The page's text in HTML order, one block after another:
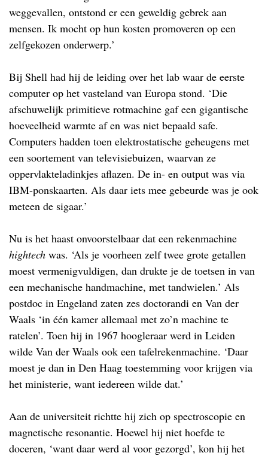
weggevallen, ontstond er een geweldig gebrek aan
mensen. Ik mocht op hun kosten promoveren op een
zelfgekozen onderwerp.’
Bij Shell had hij de leiding over het lab waar de eerste
computer op het vasteland van Europa stond. ‘Die
afschuwelijk primitieve rotmachine gaf een gigantische
hoeveelheid warmte af en was niet bepaald safe.
Computers hadden toen elektrostatische geheugens met
een soortement van televisiebuizen, waarvan ze
oppervlakteladinkjes aflazen. De in- en output was via
IBM-ponskaarten. Als daar iets mee gebeurde was je ook
meteen de sigaar.’
Nu is het haast onvoorstelbaar dat een rekenmachine
hightech was. ‘Als je voorheen zelf twee grote getallen
moest vermenigvuldigen, dan drukte je de toetsen in van
een mechanische handmachine, met tandwielen.’ Als
postdoc in Engeland zaten zes doctorandi en Van der
Waals ‘in één kamer allemaal met zo’n machine te
ratelen’. Toen hij in 1967 hoogleraar werd in Leiden
wilde Van der Waals ook een tafelrekenmachine. ‘Daar
moest je dan in Den Haag toestemming voor krijgen via
het ministerie, want iedereen wilde dat.’
Aan de universiteit richtte hij zich op spectroscopie en
magnetische resonantie. Hoewel hij niet hoefde te
doceren, ‘want daar werd al voor gezorgd’, kon hij het